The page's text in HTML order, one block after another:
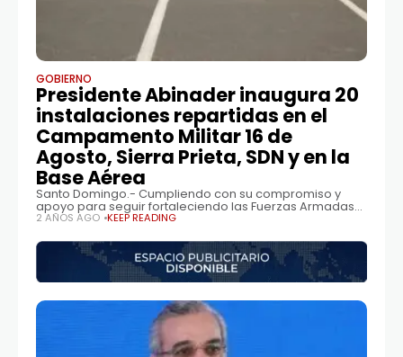
GOBIERNO
Presidente Abinader inaugura 20
instalaciones repartidas en el
Campamento Militar 16 de
Agosto, Sierra Prieta, SDN y en la
Base Aérea
Santo Domingo.- Cumpliendo con su compromiso y
apoyo para seguir fortaleciendo las Fuerzas Armadas
de la República Dominicana, el presidente Luis
instalaciones repartidas en el Campamento Militar 16 de
Agosto, en Pedro Brand; Sierra
2 AÑOS AGO KEEP READING